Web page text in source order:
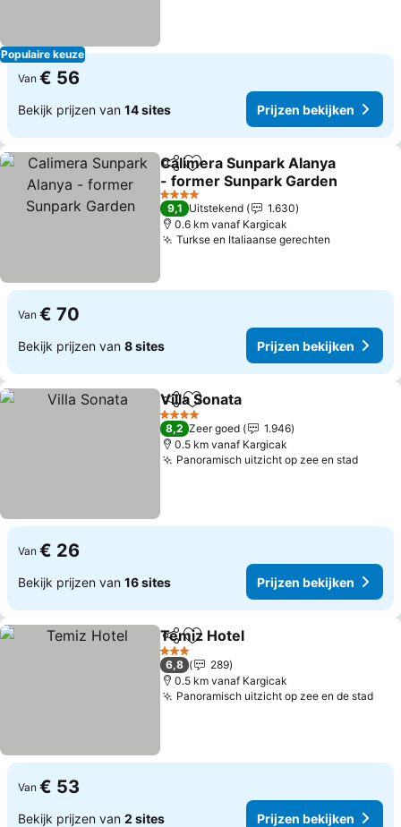
Populaire keuze
Van € 56
Bekijk prijzen van 14 sites Prijzen bekijken
DelenToevoegen aan favorieten
Calimera Sunpark Alanya
- former Sunpark Garden
4 Sterren
9,1 Uitstekend
1.630
0.6 km vanaf Kargicak
Turkse en Italiaanse gerechten
Van € 70
Bekijk prijzen van 8 sites Prijzen bekijken
DelenToevoegen aan favorieten
Villa Sonata
4 Sterren
8,2 Zeer goed
1.946
0.5 km vanaf Kargicak
Panoramisch uitzicht op zee en stad
Van € 26
Bekijk prijzen van 16 sites Prijzen bekijken
DelenToevoegen aan favorieten
Temiz Hotel
3 Sterren
6,8
289
0.5 km vanaf Kargicak
Panoramisch uitzicht op zee en de stad
Van € 53
Bekijk prijzen van 2 sites Prijzen bekijken